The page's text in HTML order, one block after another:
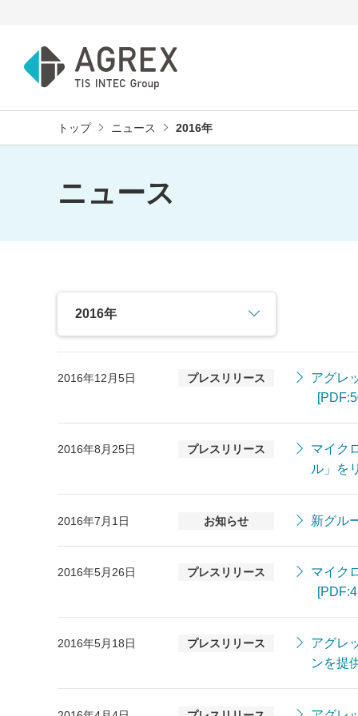
トップ ニュース 2016年
ニュース
2016年12月5日 プレスリリース
アグレ
2016年8月25日 プレスリリース
マイク
ル」を
2016年7月1日 お知らせ 新グル
2016年5月26日 プレスリリース
マイク
2016年5月18日 プレスリリース
アグレ
ンを提